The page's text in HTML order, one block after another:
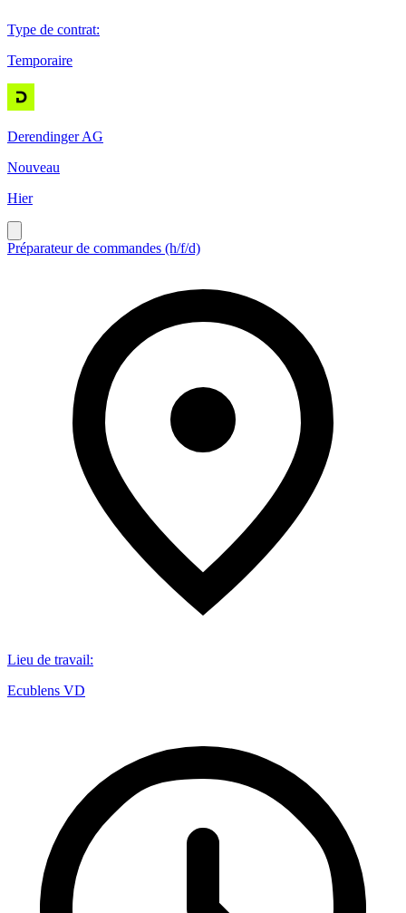
Type de contrat:
Temporaire
Derendinger AG
Nouveau
Hier
Préparateur de commandes (h/f/d)
Lieu de travail:
Ecublens VD